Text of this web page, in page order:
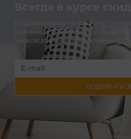
Всегда в курсе
Подпишитесь на расылку о
новинках и новостях и будьте
эксклюзивных предложений!
ПОДПИСАТЬСЯ